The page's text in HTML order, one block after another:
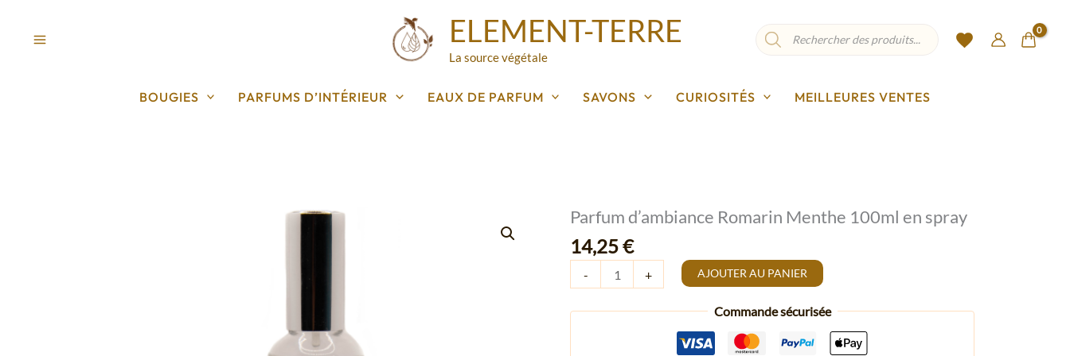
contenu
ELEMENT-TERRE
La source végétale
Recherche
de
BOUGIES PARFUMS D’INTÉRIEUR EAUX DE PARFUM SAVONS CURIOSITÉS MEILLEURES VENTES
Parfum d’ambiance Romarin Menthe 100ml en spray
14,25€
-
quantité
de
Parfum
d'ambiance
Menthe
+ AJOUTER AU PANIER
Commande sécurisée